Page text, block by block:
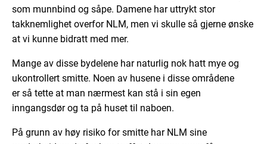
som munnbind og såpe. Damene har uttrykt stor
takknemlighet overfor NLM, men vi skulle så gjerne ønske
at vi kunne bidratt med mer.
Mange av disse bydelene har naturlig nok hatt mye og
ukontrollert smitte. Noen av husene i disse områdene
erså tette at man nærmest kan stå i sin egen
inngangsdør og ta på huset til naboen.
På grunn av høy risiko for smitte harNLM sine